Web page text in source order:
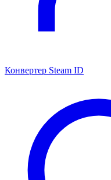
Конвертер Steam ID